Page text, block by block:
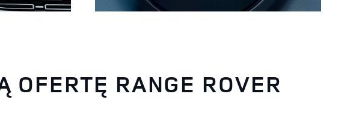
OFERTĘ RANGE ROVER